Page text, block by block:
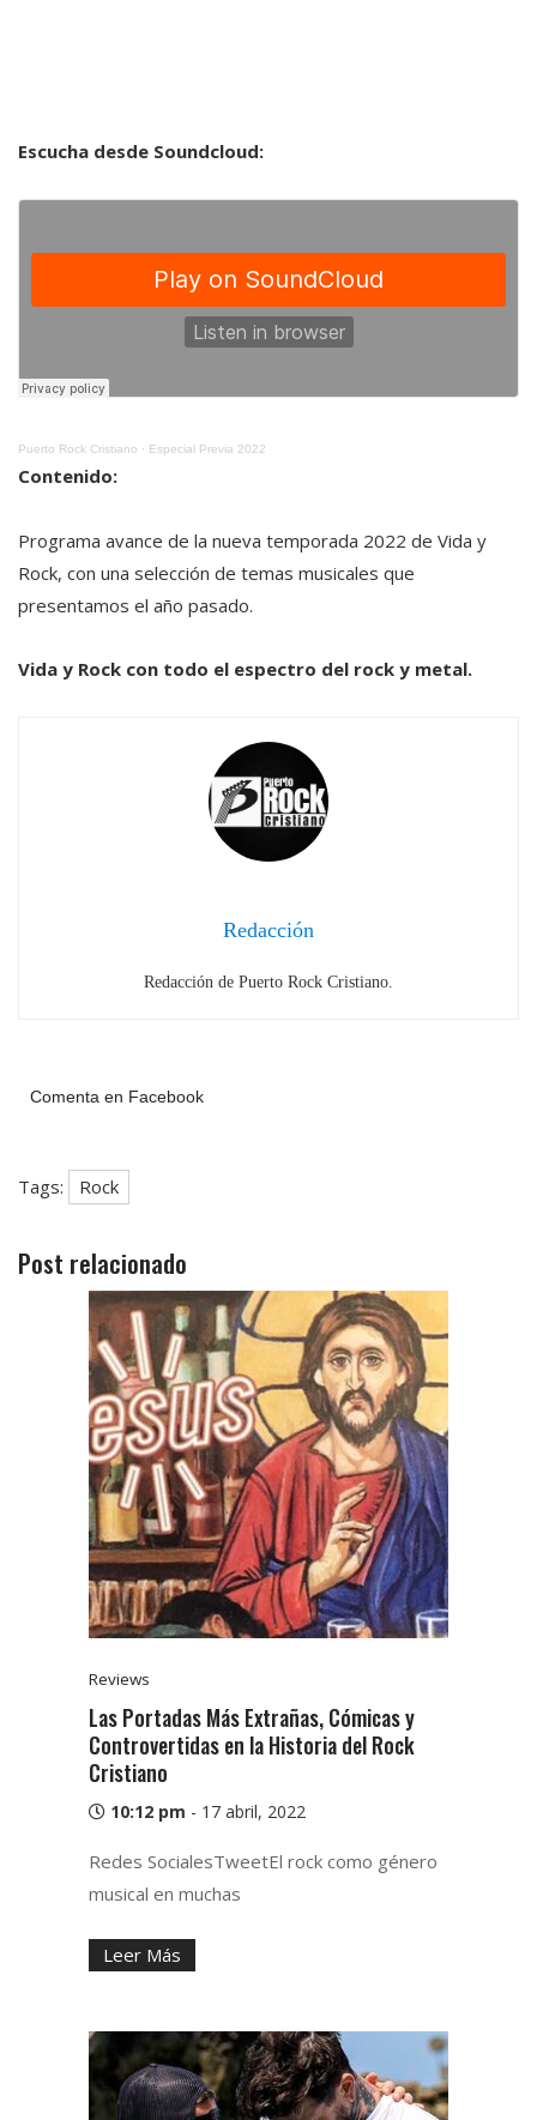
Escucha desde Soundcloud:
Puerto Rock Cristiano · Especial Previa 2022
Contenido:
Programa avance de la nueva temporada 2022 de Vida y
Rock, con una selección de temas musicales que
presentamos el año pasado.
Vida y Rock con todo el espectro del rock y metal.
Redacción
Redacción de Puerto Rock Cristiano.
Comenta en Facebook
Tags: Rock
Post relacionado
Reviews
Las Portadas Más Extrañas, Cómicas y
Controvertidas en la Historia del Rock
Cristiano
10:12 pm - 17 abril, 2022
Redes SocialesTweetEl rock como género
musical en muchas
Leer Más